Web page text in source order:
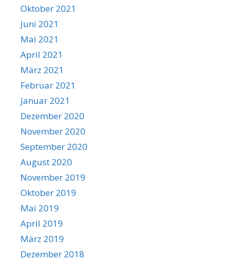
Oktober 2021
Juni 2021
Mai 2021
April 2021
März 2021
Februar 2021
Januar 2021
Dezember 2020
November 2020
September 2020
August 2020
November 2019
Oktober 2019
Mai 2019
April 2019
März 2019
Dezember 2018